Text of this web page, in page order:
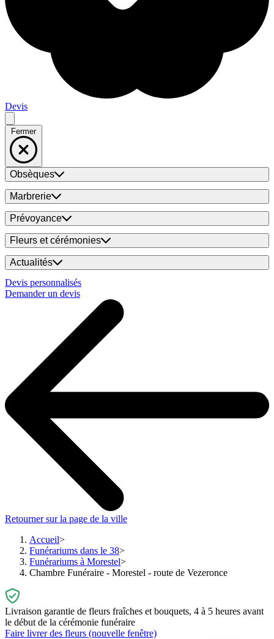
Devis
Fermer
Obsèques
Marbrerie
Prévoyance
Fleurs et cérémonies
Actualités
Devis personnalisés
Demander un devis
Retourner sur la page de la ville
Accueil
Funérariums dans le 38
Funérariums à Morestel
Chambre Funéraire - Morestel - route de Vezeronce
Livraison garantie de fleurs fraîches et bouquets, 4 à 5 heures avant
le début de la cérémonie funéraire
Faire livrer des fleurs (nouvelle fenêtre)